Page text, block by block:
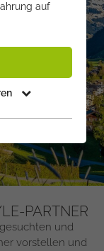
PARTNER
und
vorstellen und
auf